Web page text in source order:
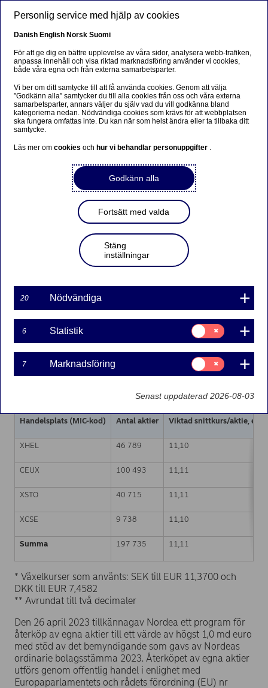
Beklager...
Denne siden findes ikke på norsk
Bli værende på denne siden|Fortsett til en lignende
Nordea Bank Abp: Återköp
av egna aktier den
22.01.2024
Börsmeddelande – Förändringar i återköpta aktier
Nordea Bank Abp (LEI-kod:
529900ODI3047E2LIV03) har den 22.01.2024 slutfört
Handelsplats (MIC-kod) Antal aktier Viktad snittkurs/aktie,
XHEL 46 789 11,10
CEUX 100 493 11,11
XSTO 40 715 11,11
XCSE 9 738 11,10
Summa 197 735 11,11
* Växelkurser som använts: SEK till EUR 11,3700 och
DKK till EUR 7,4582
** Avrundat till två decimaler
Den 26 april 2023 tillkännagav Nordea ett program för
återköp av egna aktier till ett värde av högst 1,0 md euro
med stöd av det bemyndigande som gavs av Nordeas
ordinarie bolagsstämma 2023. Återköpet av egna aktier
utförs genom offentlig handel i enlighet med
Europaparlamentets och rådets förordning (EU) nr
Personlig service med hjälp av cookies
Danish English Norsk Suomi
För att ge dig en bättre upplevelse av våra sidor, analysera webb-trafiken,
anpassa innehåll och visa riktad marknadsföring använder vi cookies,
både våra egna och från externa samarbetsparter.
Vi ber om ditt samtycke till att få använda cookies. Genom att välja
”Godkänn alla” samtycker du till alla cookies från oss och våra externa
samarbetsparter, annars väljer du själv vad du vill godkänna bland
kategorierna nedan. Nödvändiga cookies som krävs för att webbplatsen
ska fungera omfattas inte. Du kan när som helst ändra eller ta tillbaka ditt
samtycke.
Läs mer omcookiesoch hur vi behandlar personuppgifter .
Godkänn alla
Fortsätt med valda
Stäng
inställningar
20 Nödvändiga
6 Statistik
Samtycke
för:
Statistik
7 Marknadsföring
Samtycke
för:
Marknadsföring
Senast uppdaterad 2026-08-03